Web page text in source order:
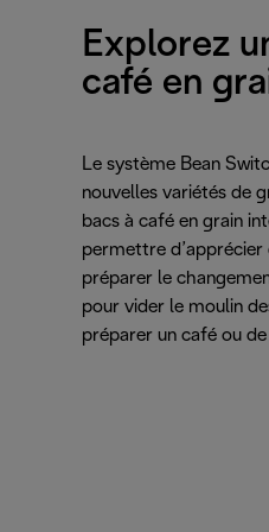
Explorez
café en
Le système Bean
nouvelles variétés de
bacs à café en grain
permettre
préparer le
pour vider le moulin
préparer un café ou